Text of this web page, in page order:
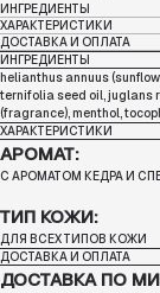
ИНГРЕДИЕНТЫ
ХАРАКТЕРИСТИКИ
ДОСТАВКА И ОПЛАТА
ИНГРЕДИЕНТЫ
helianthus annuus
ternifolia seed oil, juglans
(fragrance), menthol,
ХАРАКТЕРИСТИКИ
АРОМАТ:
С АРОМАТОМ КЕДРА И
ТИП КОЖИ:
ДЛЯ ВСЕХ ТИПОВ КОЖИ
ДОСТАВКА И ОПЛАТА
ДОСТАВКА ПО